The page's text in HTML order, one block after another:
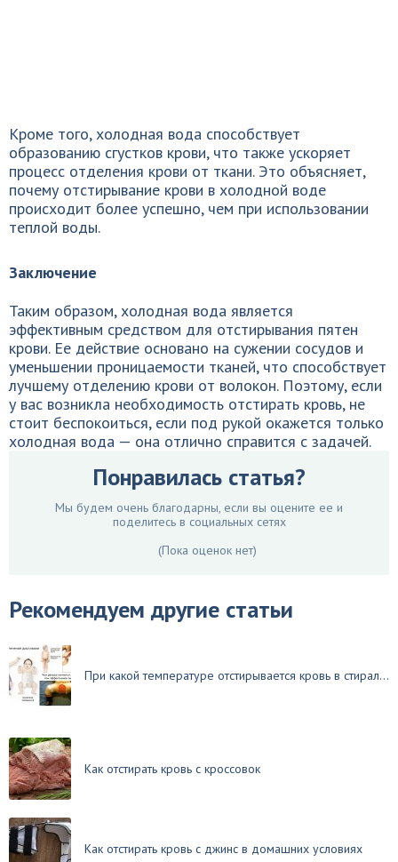
Кроме того, холодная вода способствует
образованию сгустков крови, что также ускоряет
процесс отделения крови от ткани. Это объясняет,
почему отстирывание крови в холодной воде
происходит более успешно, чем при использовании
теплой воды.
Заключение
Таким образом, холодная вода является
эффективным средством для отстирывания пятен
крови. Ее действие основано на сужении сосудов и
уменьшении проницаемости тканей, что способствует
лучшему отделению крови от волокон. Поэтому, если
у вас возникла необходимость отстирать кровь, не
стоит беспокоиться, если под рукой окажется только
холодная вода — она отлично справится с задачей.
Понравилась статья?
Мы будем очень благодарны, если вы оцените ее и
поделитесь в социальных сетях
(Пока оценок нет)
Рекомендуем другие статьи
При какой температуре отстирывается кровь в стирал...
Как отстирать кровь с кроссовок
Как отстирать кровь с джинс в домашних условиях